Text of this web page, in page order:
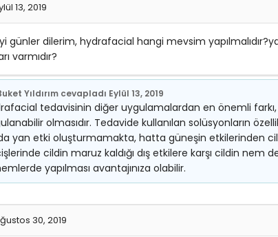
13, 2019
günler dilerim, hydrafacial hangi mevsim
varmıdır?
Yıldırım cevapladı Eylül 13, 2019
tedavisinin diğer uygulamalardan en önemli
olmasıdır. Tedavide kullanılan solüsyonların
yan etki oluşturmamakta, hatta güneşin etkilerinden
cildin maruz kaldığı dış etkilere karşı cildin nem
yapılması avantajınıza olabilir.
30, 2019